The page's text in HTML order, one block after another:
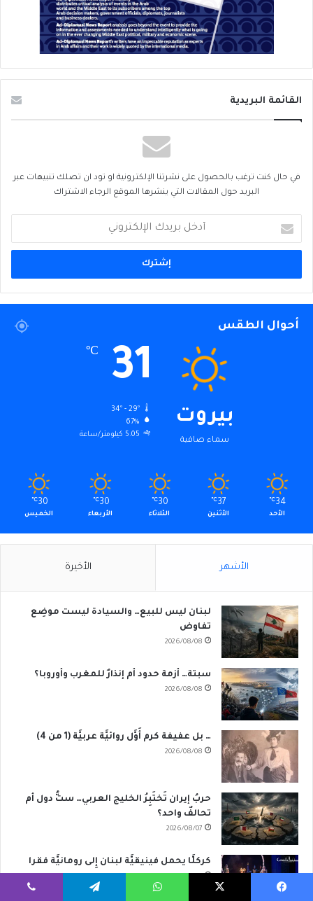
القائمة البريدية
في حال كنت ترغب بالحصول على نشرتنا الإلكترونية او تود ان تصلك تنبيهات عبر
البريد حول المقالات التي ينشرها الموقع الرجاء الاشتراك
بريدك
الإلكتروني
أحوال الطقس
بيروت
سماء صافية
31
℃
34º - 29º
67%
5.05 كيلومتر/ساعة
34
℃
الأحد
37
℃
الأثنين
30
℃
الثلاثاء
30
℃
الأربعاء
30
℃
الخميس
الأشهر الأخيرة
لبنان ليس للبيع… والسيادة ليست موضِع
تفاوض
2026/08/08
سبتة… أزمة حدود أم إنذارٌ للمغرب وأوروبا؟
2026/08/08
… بل عفيفة كرم أَوَّل روائيَّة عربيَّة (1 من 4)
2026/08/08
حربُ إيران تَختَبِرُ الخليج العربي… ستُّ دول أم
تحالفٌ واحد؟
2026/08/07
كركلَّا يحمل فينيقيَّة لبنان إِلى رومانيَّة فقرا